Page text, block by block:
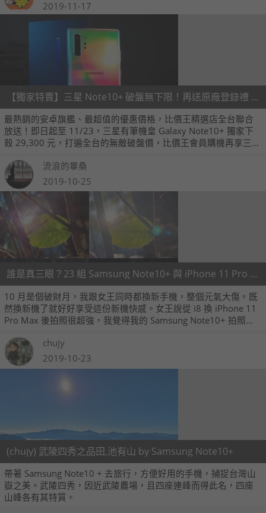
手。
2019-11-17
【獨家特賣】三星 Note10+ 破盤無下限！再送原廠登錄禮 (11/17~11/23)
最熱銷的安卓旗艦、最超值的優惠價格，比價王精選店全台聯合
放送！即日起至 11/23，三星有筆機皇 Galaxy Note10+ 獨家下
殺 29,300 元，打遍全台的無敵破盤價，比價王會員購機再享三星
組 (價值 1,590 元) 免費送給你！
流浪的畢桑
2019-10-25
誰是真三眼？23 組 Samsung Note10+ 與 iPhone 11 Pro Max 對比照分享
10 月是個破財月，我跟女王同時都換新手機，整個元氣大傷。既
然換新機了就好好享受這份新機快感。女王說從 i8 換 iPhone 11
Pro Max 後拍照很超強，我覺得我的 Samsung Note10+ 拍照也
比對。
chujy
2019-10-23
(chujy) 武陵四秀之品田,池有山 by Samsung Note10+
帶著 Samsung Note10 + 去旅行，方便好用的手機，捕捉台灣山
嶽之美。武陵四秀，因近武陵農場，且四座連峰而得此名，四座
山峰各有其特質。